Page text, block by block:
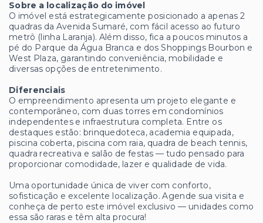
Sobre a localização do imóvel
O imóvel está estrategicamente posicionado a apenas 2
quadras da Avenida Sumaré, com fácil acesso ao futuro
metrô (linha Laranja). Além disso, fica a poucos minutos a
pé do Parque da Água Branca e dos Shoppings Bourbon e
West Plaza, garantindo conveniência, mobilidade e
diversas opções de entretenimento.
Diferenciais
O empreendimento apresenta um projeto elegante e
contemporâneo, com duas torres em condomínios
independentes e infraestrutura completa. Entre os
destaques estão: brinquedoteca, academia equipada,
piscina coberta, piscina com raia, quadra de beach tennis,
quadra recreativa e salão de festas — tudo pensado para
proporcionar comodidade, lazer e qualidade de vida.
Uma oportunidade única de viver com conforto,
sofisticação e excelente localização. Agende sua visita e
conheça de perto este imóvel exclusivo — unidades como
essa são raras e têm alta procura!